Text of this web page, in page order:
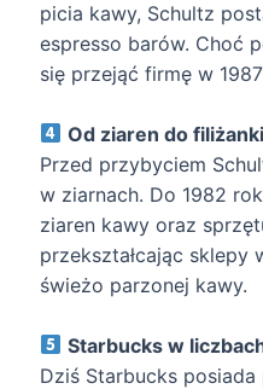
picia kawy, Schultz
espresso barów. Choć
się przejąć firmę w
Od ziaren do filiżanki
Przed przybyciem
w ziarnach. Do 1982
ziaren kawy oraz
przekształcając sklepy
świeżo parzonej kawy.
Starbucks w
Dziś Starbucks